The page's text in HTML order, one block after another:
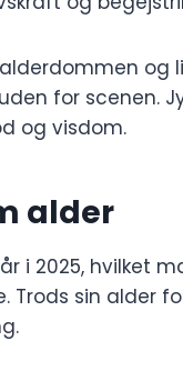
for scenen.
og visdom.
alder
i 2025, hvilket
Trods sin alder